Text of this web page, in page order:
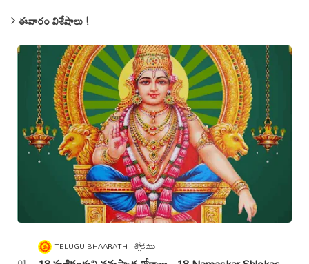
ఈవారం విశేషాలు !
TELUGU BHAARATH శ్లోకము